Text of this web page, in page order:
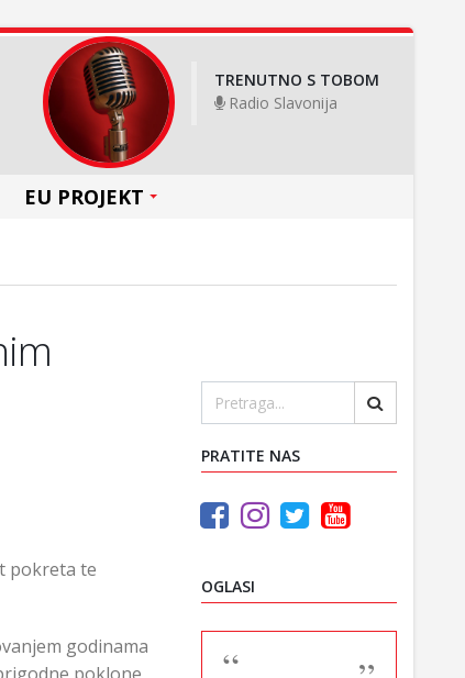
TRENUTNO S TOBOM
Radio Slavonija
EU PROJEKT
pokreta te
godinama
PRATITE NAS
OGLASI